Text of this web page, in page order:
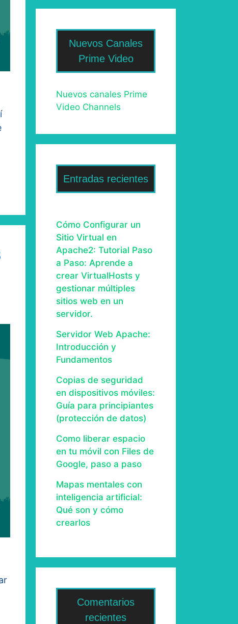
Nuevos Canales
Prime Video
Nuevos canales Prime
Video Channels
Entradas recientes
Cómo Configurar un
Sitio Virtual en
Apache2: Tutorial Paso
a Paso: Aprende a
crear VirtualHosts y
gestionar múltiples
sitios web en un
servidor.
Servidor Web Apache:
Introducción y
Fundamentos
Copias de seguridad
en dispositivos móviles:
Guía para principiantes
(protección de datos)
Como liberar espacio
en tu móvil con Files de
Google, paso a paso
Mapas mentales con
inteligencia artificial:
Qué son y cómo
crearlos
Comentarios
recientes